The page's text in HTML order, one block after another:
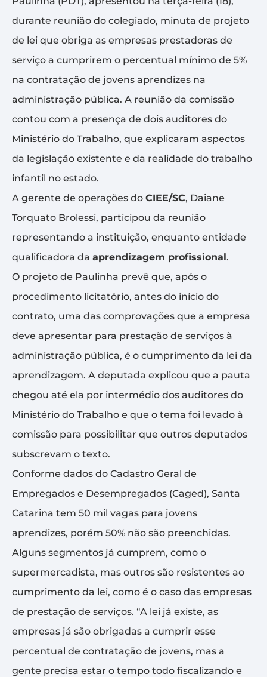
durante reunião do colegiado, minuta de projeto
de lei que obriga as empresas prestadoras de
serviço a cumprirem o percentual mínimo de 5%
na contratação de jovens aprendizes na
administração pública. A reunião da comissão
contou com a presença de dois auditores do
Ministério do Trabalho, que explicaram aspectos
da legislação existente e da realidade do trabalho
infantil no estado.
A gerente de operações do CIEE/SC, Daiane
Torquato Brolessi, participou da reunião
representando a instituição, enquanto entidade
qualificadora da aprendizagem profissional.
O projeto de Paulinha prevê que, após o
procedimento licitatório, antes do início do
contrato, uma das comprovações que a empresa
deve apresentar para prestação de serviços à
administração pública, é o cumprimento da lei da
aprendizagem. A deputada explicou que a pauta
chegou até ela por intermédio dos auditores do
Ministério do Trabalho e que o tema foi levado à
comissão para possibilitar que outros deputados
subscrevam o texto.
Conforme dados do Cadastro Geral de
Empregados e Desempregados (Caged), Santa
Catarina tem 50 mil vagas para jovens
aprendizes, porém 50% não são preenchidas.
Alguns segmentos já cumprem, como o
supermercadista, mas outros são resistentes ao
cumprimento da lei, como é o caso das empresas
de prestação de serviços. “A lei já existe, as
empresas já são obrigadas a cumprir esse
percentual de contratação de jovens, mas a
gente precisa estar o tempo todo fiscalizando e